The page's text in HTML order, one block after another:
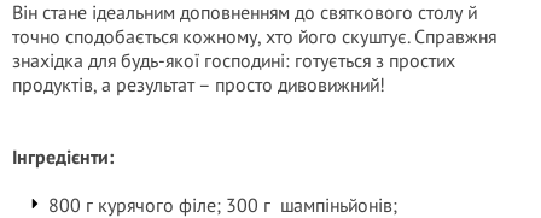
Він стане ідеальним доповненням до святкового столу й
точно сподобається кожному, хто його скуштує. Справжня
знахідка для будь-якої господині: готується з простих
продуктів, а результат – просто дивовижний!
Інгредієнти:
800 г курячого філе; 300 г шампіньйонів;